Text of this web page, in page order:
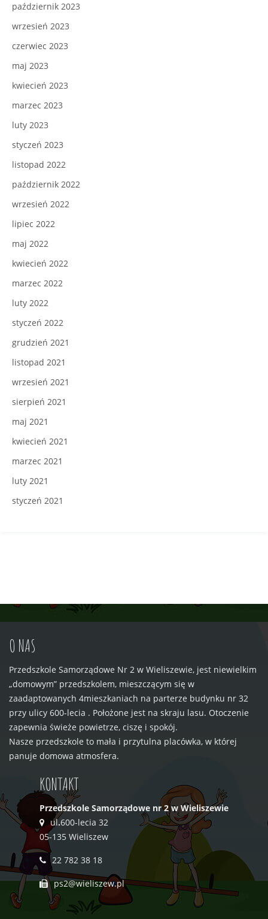
październik 2023
wrzesień 2023
czerwiec 2023
maj 2023
kwiecień 2023
marzec 2023
luty 2023
styczeń 2023
listopad 2022
październik 2022
wrzesień 2022
lipiec 2022
maj 2022
kwiecień 2022
marzec 2022
luty 2022
styczeń 2022
grudzień 2021
listopad 2021
wrzesień 2021
sierpień 2021
maj 2021
kwiecień 2021
marzec 2021
luty 2021
styczeń 2021
O NAS
Przedszkole Samorządowe Nr 2 w Wieliszewie, jest niewielkim
„domowym” przedszkolem, mieszczącym się w
zaadaptowanych 4mieszkaniach na parterze budynku nr 32
przy ulicy 600-lecia . Położone jest na skraju lasu. Otoczenie
zapewnia świeże powietrze, ciszę i spokój.
Nasze przedszkole to mała i przytulna placówka, w której
panuje domowa atmosfera.
KONTAKT
Przedszkole Samorządowe nr 2 w Wieliszewie
ul.600-lecia 32
05-135 Wieliszew
22 782 38 18
ps2@wieliszew.pl